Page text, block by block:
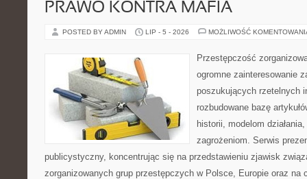
PRAWO KONTRA MAFIA
POSTED BY ADMIN LIP - 5 - 2026 MOŻLIWOŚĆ
Przestępczość
ogromne zainteresowanie
poszukujących rzetelnych
rozbudowane bazę
historii, modelom
zagrożeniom. Serwis
publicystyczny, koncentrując się na przedstawieniu zjawisk
zorganizowanych grup przestępczych w Polsce, Europie oraz na